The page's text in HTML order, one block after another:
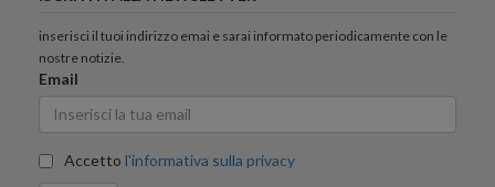
inserisci il tuoi indirizzo emai e sarai informato periodicamente con le
nostre notizie.
Email
Accetto l'informativa sulla privacy